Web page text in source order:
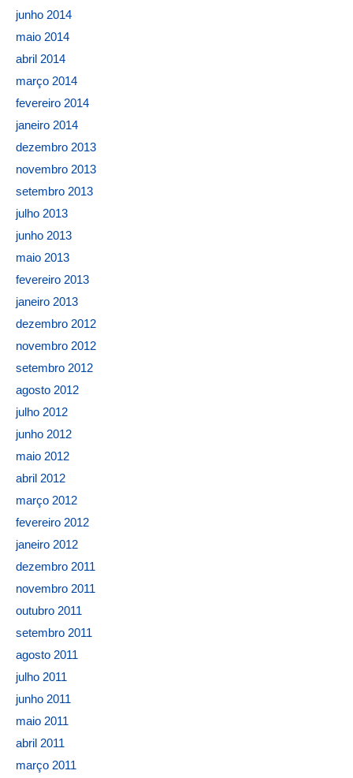
junho 2014
maio 2014
abril 2014
março 2014
fevereiro 2014
janeiro 2014
dezembro 2013
novembro 2013
setembro 2013
julho 2013
junho 2013
maio 2013
fevereiro 2013
janeiro 2013
dezembro 2012
novembro 2012
setembro 2012
agosto 2012
julho 2012
junho 2012
maio 2012
abril 2012
março 2012
fevereiro 2012
janeiro 2012
dezembro 2011
novembro 2011
outubro 2011
setembro 2011
agosto 2011
julho 2011
junho 2011
maio 2011
abril 2011
março 2011